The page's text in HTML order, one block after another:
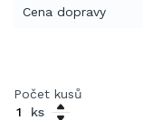
Cena dopravy
Počet kusů
ks